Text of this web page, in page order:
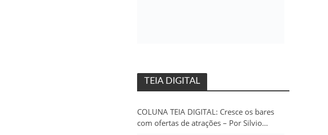
TEIA DIGITAL
COLUNA TEIA DIGITAL: Cresce os bares
com ofertas de atrações – Por Silvio